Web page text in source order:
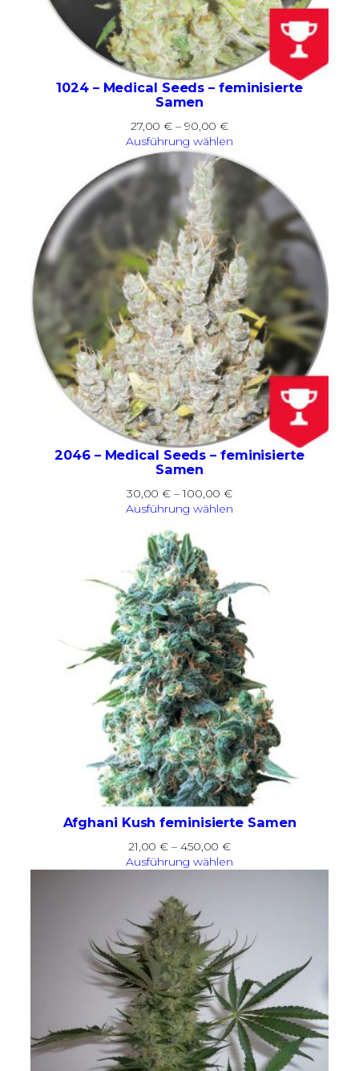
1024 – Medical Seeds – feminisierte
Samen
27,00€ – 90,00€Preisspanne:
27,00 €
bis
90,00 €
Ausführung wählen
2046 – Medical Seeds – feminisierte
Samen
30,00€ –100,00€Preisspanne:
30,00 €
Ausführung wählen
Afghani Kush feminisierte Samen
21,00€ – 450,00€Preisspanne:
21,00 €
Ausführung wählen